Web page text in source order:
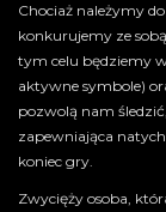
Chociaż należymy
konkurujemy ze
tym celu będziemy
aktywne symbole)
pozwolą nam
zapewniająca
koniec gry.
Zwycięży osoba,